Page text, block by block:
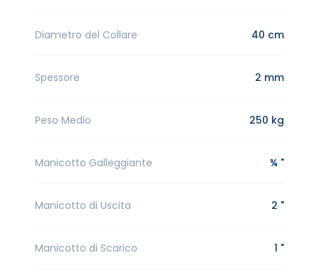
Diametro del Collare 40 cm
Spessore 2 mm
Peso Medio 250 kg
Manicotto Galleggiante ¾ "
Manicotto di Uscita 2 "
Manicotto di Scarico 1 "